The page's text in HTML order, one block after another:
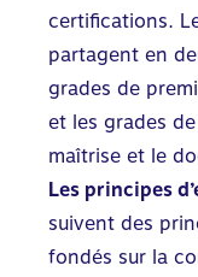
certifications.
partagent en
grades de
et les grades
maîtrise et le
Les principes
suivent des
fondés sur la